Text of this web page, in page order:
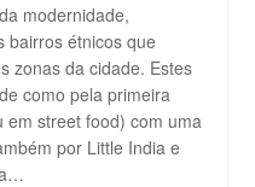
modernidade,
bairros étnicos que
zonas da cidade. Estes
como pela primeira
street food) com uma
por Little India e